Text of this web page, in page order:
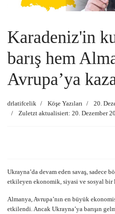
Karadeniz'in
barış hem
Avrupa’ya
drlatifcelik Köşe Yazıları
20.
Zuletzt aktualisiert: 20. Dezember
Ukrayna’da devam eden savaş, sadece
etkileyen ekonomik, siyasi ve sosyal bir
Almanya, Avrupa’nın en büyük
etkilendi. Ancak Ukrayna’ya barışın